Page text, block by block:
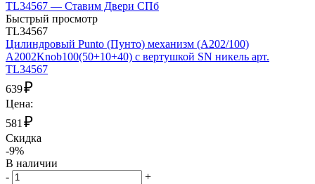
Быстрый просмотр
TL34567
Цилиндровый Punto (Пунто) механизм (A202/100)
A2002Knob100(50+10+40) с вертушкой SN никель арт.
TL34567
639₽
Цена:
581₽
Скидка
-9%
В наличии
-
+